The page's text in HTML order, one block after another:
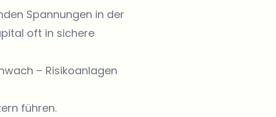
Spannungen in der
oft in sichere
– Risikoanlagen
führen.